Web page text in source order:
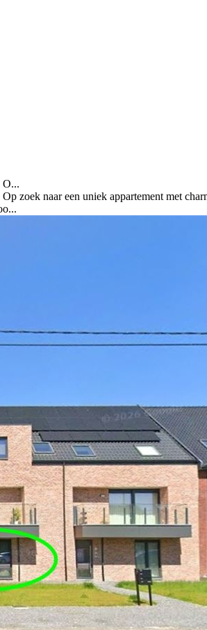
O...
zoek naar een uniek appartement met